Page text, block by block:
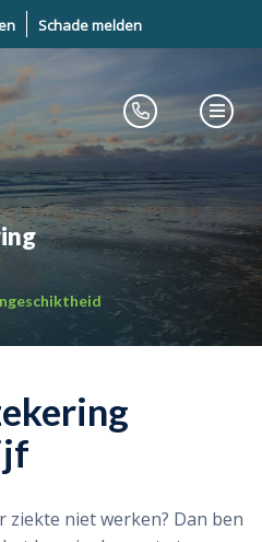
Schade melden
ziekte niet werken? Dan ben